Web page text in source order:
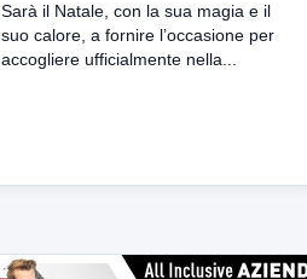
Sarà il Natale, con la sua magia e il
suo calore, a fornire l’occasione per
accogliere ufficialmente nella...